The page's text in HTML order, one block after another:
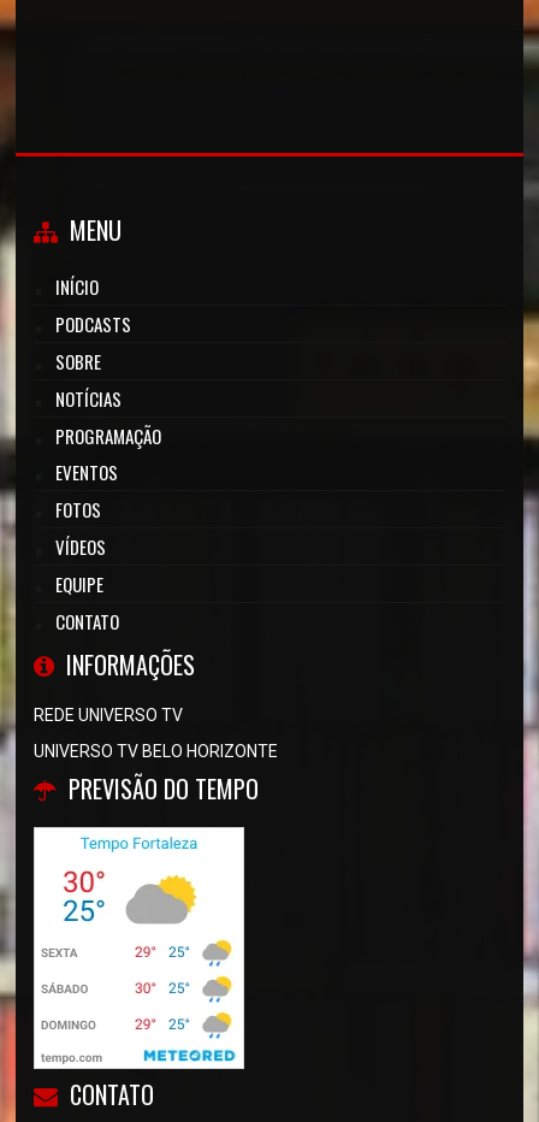
MENU
INÍCIO
PODCASTS
SOBRE
NOTÍCIAS
PROGRAMAÇÃO
EVENTOS
FOTOS
VÍDEOS
EQUIPE
CONTATO
INFORMAÇÕES
REDE UNIVERSO TV
UNIVERSO TV BELO HORIZONTE
PREVISÃO DO TEMPO
CONTATO